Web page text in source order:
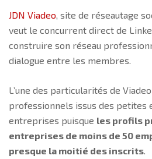
JDN Viadeo, site de réseautage
veut le concurrent direct de
construire son réseau
dialogue entre les membres.
L’une des particularités de
professionnels issus des petites
entreprises puisque les profils
entreprises de moins de 50
presque la moitié des inscrits.